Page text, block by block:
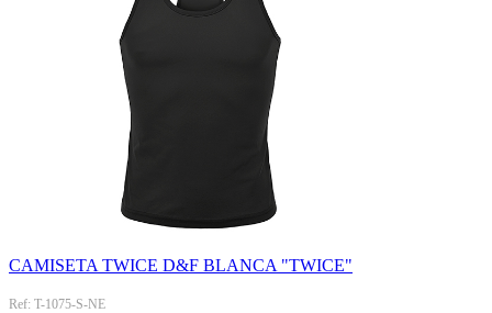
CAMISETA TWICE D&F BLANCA "TWICE"
Ref: T-1075-S-NE